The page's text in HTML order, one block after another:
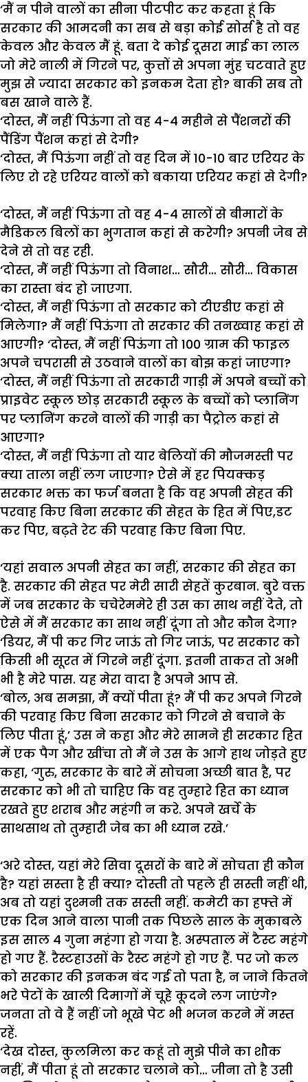
‘मैं न पीने वालों का सीना पीटपीट कर कहता हूं कि
सरकार की आमदनी का सब से बड़ा कोई सोर्स है तो वह
केवल और केवल मैं हूं. बता दे कोई दूसरा माई का लाल
जो मेरे नाली में गिरने पर, कुत्तों से अपना मुंह चटवाते हुए
मुझ से ज्यादा सरकार को इनकम देता हो? बाकी सब तो
बस खाने वाले हैं.
‘दोस्त, मैं नहीं पिऊंगा तो वह 4-4 महीने से पैंशनरों की
पैंडिंग पैंशन कहां से देगी?
‘दोस्त, मैं पिऊंगा नहीं तो वह दिन में 10-10 बार एरियर के
लिए रो रहे एरियर वालों को बकाया एरियर कहां से देगी?
‘दोस्त, मैं नहीं पिऊंगा तो वह 4-4 सालों से बीमारों के
मैडिकल बिलों का भुगतान कहां से करेगी? अपनी जेब से
देने से तो वह रही.
‘दोस्त, मैं नहीं पिऊंगा तो विनाश… सौरी… सौरी… विकास
का रास्ता बंद हो जाएगा.
‘दोस्त, मैं नहीं पिऊंगा तो सरकार को टीएडीए कहां से
मिलेगा? मैं नहीं पिऊंगा तो सरकार की तनख्वाह कहां से
आएगी? ‘दोस्त, मैं नहीं पिऊंगा तो 100 ग्राम की फाइल
अपने चपरासी से उठवाने वालों का बोझ कहां जाएगा?
‘दोस्त, मैं नहीं पिऊंगा तो सरकारी गाड़ी में अपने बच्चों को
प्राइवेट स्कूल छोड़ सरकारी स्कूल के बच्चों को प्लानिंग
पर प्लानिंग करने वालों की गाड़ी का पैट्रोल कहां से
आएगा?
‘दोस्त, मैं नहीं पिऊंगा तो यार बेलियों की मौजमस्ती पर
क्या ताला नहीं लग जाएगा? ऐसे में हर पियक्कड़
सरकार भक्त का फर्ज बनता है कि वह अपनी सेहत की
परवाह किए बिना सरकार की सेहत के हित में पिए,डट
कर पिए, बढ़ते रेट की परवाह किए बिना पिए.
‘यहां सवाल अपनी सेहत का नहीं, सरकार की सेहत का
है. सरकार की सेहत पर मेरी सारी सेहतें कुरबान. बुरे वक्त
में जब सरकार के चचेरेममेरे ही उस का साथ नहीं देते, तो
ऐसे में मैं सरकार का साथ नहीं दूंगा तो और कौन देगा?
‘डियर, मैं पी कर गिर जाऊं तो गिर जाऊं, पर सरकार को
किसी भी सूरत में गिरने नहीं दूंगा. इतनी ताकत तो अभी
भी है मेरे पास. यह मेरा वादा है अपने आप से.
‘बोल, अब समझा, मैं क्यों पीता हूं? मैं पी कर अपने गिरने
की परवाह किए बिना सरकार को गिरने से बचाने के
लिए पीता हूं,’ उस ने कहा और मेरे सामने ही सरकार हित
में एक पैग और खींचा तो मैं ने उस के आगे हाथ जोड़ते हुए
कहा, ‘गुरु, सरकार के बारे में सोचना अच्छी बात है, पर
सरकार को भी तो चाहिए कि वह तुम्हारे हित का ध्यान
रखते हुए शराब और महंगी न करे. अपने खर्चे के
साथसाथ तो तुम्हारी जेब का भी ध्यान रखे.’
‘अरे दोस्त, यहां मेरे सिवा दूसरों के बारे में सोचता ही कौन
है? यहां सस्ता है ही क्या? दोस्ती तो पहले ही सस्ती नहीं थी,
अब तो यहां दुश्मनी तक सस्ती नहीं. कमेटी का हफ्ते में
एक दिन आने वाला पानी तक पिछले साल के मुकाबले
इस साल 4 गुना महंगा हो गया है. अस्पताल में टैस्ट महंगे
हो गए हैं. रैस्टहाउसों के रैस्ट महंगे हो गए हैं. पर जो कल
को सरकार की इनकम बंद गई तो पता है, न जाने कितने
भरे पेटों के खाली दिमागोंमें चूहे कूदने लग जाएंगे?
जनता तो वे हैं नहीं जो भूखे पेट भी भजन करने में मस्त
रहें.
‘देख दोस्त, कुलमिला कर कहूं तो मुझे पीने का शौक
नहीं, मैं पीता हूं तो सरकार चलाने को… जीना तो है उसी